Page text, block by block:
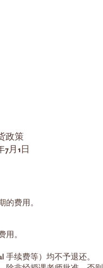
政策
月1日
费用。
。
续费等）均不予退还。